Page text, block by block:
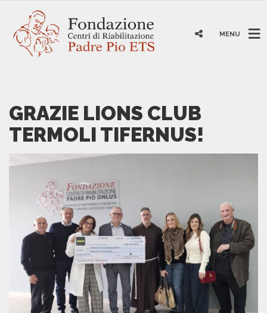
MENU
GRAZIE LIONS CLUB
TERMOLI TIFERNUS!